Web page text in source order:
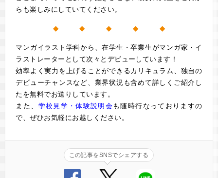
らも楽しみにしていてください。
◆ ◆ ◆ ◆ ◆
マンガイラスト学科から、在学生・卒業生がマンガ家・イ
ラストレーターとして次々とデビューしています！
効率よく実力を上げることができるカリキュラム、独自の
デビューチャンスなど、業界状況も含めて詳しくご紹介し
たを無料でお送りしています。
また、 学校見学・体験説明会も随時行なっておりますの
で、ぜひお気軽にお越しください。
この記事をSNSでシェアする